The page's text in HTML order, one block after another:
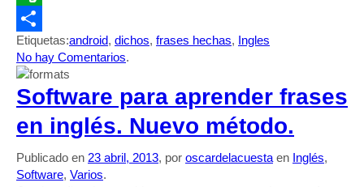
Evernote
Compartir
Etiquetas:android, dichos, frases hechas, Ingles
No hay Comentarios.
Software para aprender frases
en inglés. Nuevo método.
Publicado en 23 abril, 2013, por oscardelacuesta en Inglés,
Software, Varios.